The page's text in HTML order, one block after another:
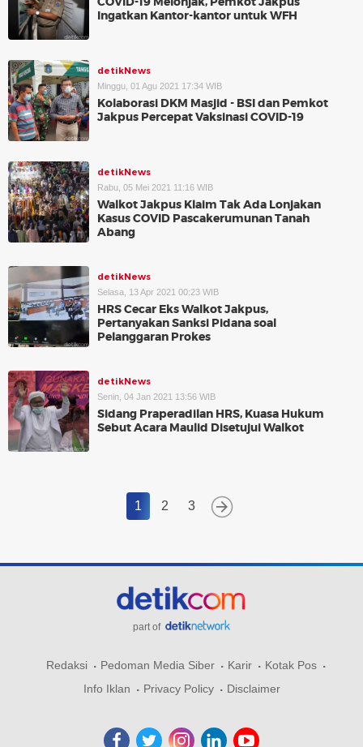
Ingatkan Kantor-kantor untuk WFH
detikNews
Minggu, 01 Agu 2021 17:34 WIB
Kolaborasi DKM Masjid - BSI dan Pemkot
Jakpus Percepat Vaksinasi COVID-19
detikNews
Rabu, 05 Mei 2021 11:16 WIB
Walkot Jakpus Klaim Tak Ada Lonjakan
Kasus COVID Pascakerumunan Tanah
Abang
detikNews
Selasa, 13 Apr 2021 00:23 WIB
HRS Cecar Eks Walkot Jakpus,
Pertanyakan Sanksi Pidana soal
Pelanggaran Prokes
detikNews
Senin, 04 Jan 2021 13:56 WIB
Sidang Praperadilan HRS, Kuasa Hukum
Sebut Acara Maulid Disetujui Walkot
1 2 3
part of
Redaksi Pedoman Media Siber Karir
Kotak Pos
Info Iklan
Privacy Policy Disclaimer